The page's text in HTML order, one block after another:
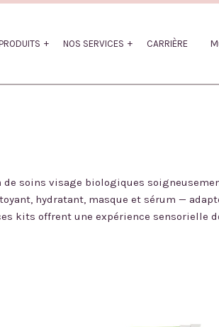
NOS SERVICES CARRIÈRE
soins visage biologiques
hydratant, masque et sérum —
kits offrent une expérience sensorielle